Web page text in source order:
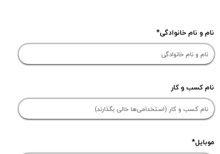
نام و نام خانوادگی
نام کسب و کار
موبایل